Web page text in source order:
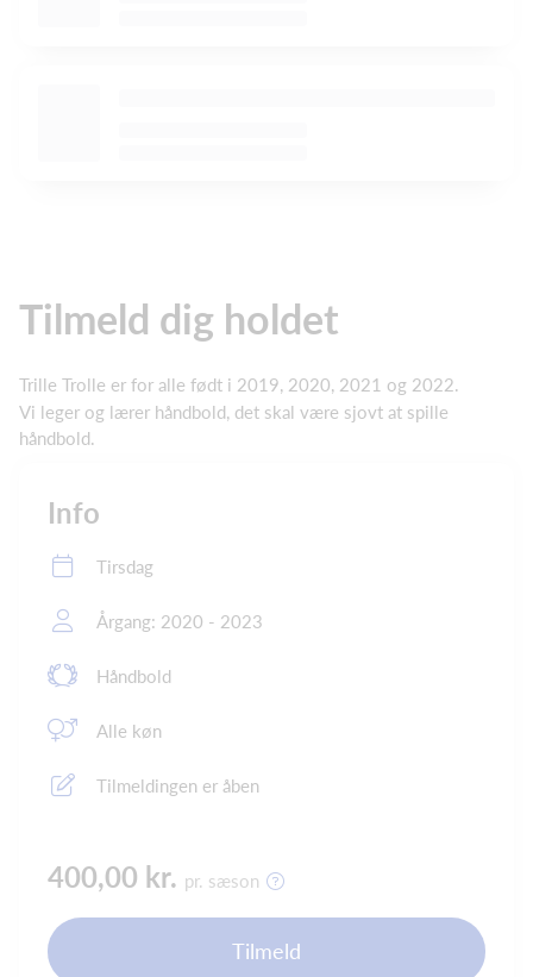
Tilmeld dig holdet
Trille Trolle er for alle født i 2019, 2020, 2021 og 2022.
Vi leger og lærer håndbold, det skal være sjovt at spille
håndbold.
Info
Tirsdag
Årgang: 2020 - 2023
Håndbold
Alle køn
Tilmeldingen er åben
400,00 kr. pr. sæson
Tilmeld